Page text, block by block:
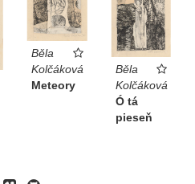
Běla
Kolčáková
Meteory
Běla
Kolčáková
Ó tá
pieseň